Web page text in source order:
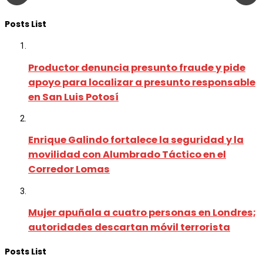
Posts List
Productor denuncia presunto fraude y pide
apoyo para localizar a presunto responsable
en San Luis Potosí
Enrique Galindo fortalece la seguridad y la
movilidad con Alumbrado Táctico en el
Corredor Lomas
Mujer apuñala a cuatro personas en Londres;
autoridades descartan móvil terrorista
Posts List